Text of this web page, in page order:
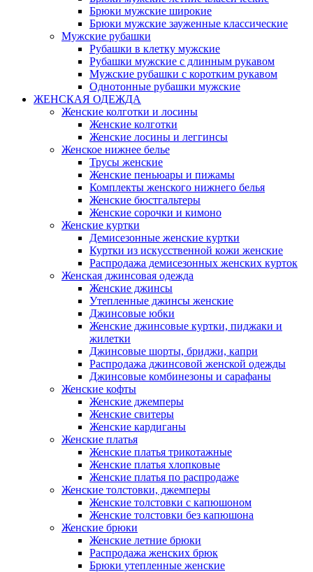
Брюки мужские широкие
Брюки мужские зауженные классические
Мужские рубашки
Рубашки в клетку мужские
Рубашки мужские с длинным рукавом
Мужские рубашки с коротким рукавом
Однотонные рубашки мужские
ЖЕНСКАЯ ОДЕЖДА
Женские колготки и лосины
Женские колготки
Женские лосины и леггинсы
Женское нижнее белье
Трусы женские
Женские пеньюары и пижамы
Комплекты женского нижнего белья
Женские бюстгальтеры
Женские сорочки и кимоно
Женские куртки
Демисезонные женские куртки
Куртки из искусственной кожи женские
Распродажа демисезонных женских курток
Женская джинсовая одежда
Женские джинсы
Утепленные джинсы женские
Джинсовые юбки
Женские джинсовые куртки, пиджаки и
жилетки
Джинсовые шорты, бриджи, капри
Распродажа джинсовой женской одежды
Джинсовые комбинезоны и сарафаны
Женские кофты
Женские джемперы
Женские свитеры
Женские кардиганы
Женские платья
Женские платья трикотажные
Женские платья хлопковые
Женские платья по распродаже
Женские толстовки, джемперы
Женские толстовки с капюшоном
Женские толстовки без капюшона
Женские брюки
Женские летние брюки
Распродажа женских брюк
Брюки утепленные женские